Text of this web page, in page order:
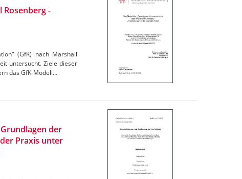
-
(GfK) nach Marshall
untersucht. Ziele dieser
das GfK-Modell…
der
Praxis unter